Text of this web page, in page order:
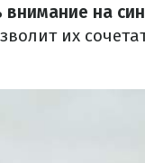
внимание на
их